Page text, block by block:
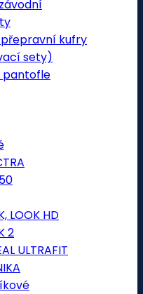
přepravní kufry
sety)
pantofle
LOOK HD
2
ULTRAFIT